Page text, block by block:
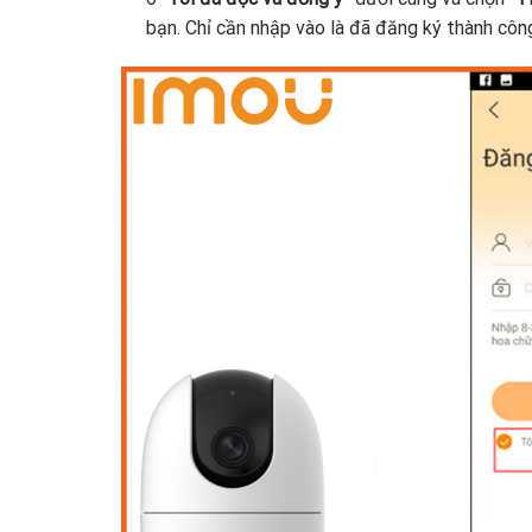
bạn. Chỉ cần nhập vào là đã đăng ký thành